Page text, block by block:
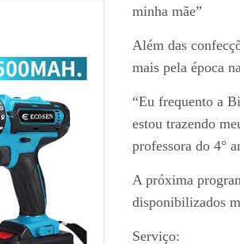
minha mãe”
Além das
mais pela época
“Eu frequento a
estou trazendo
professora do 4°
A próxima
disponibilizados
Serviço: